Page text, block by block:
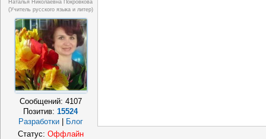
Наталья Николаевна Покровкова
(учитель русского языка и литер)
Сообщений: 4107
Позитив:15524
Разработки
Блог
Статус: Оффлайн